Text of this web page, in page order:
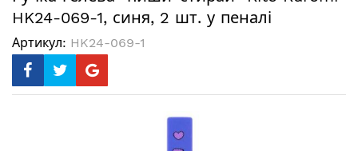
HK24-069-1, синя, 2 шт. у пеналі
Артикул HK24-069-1